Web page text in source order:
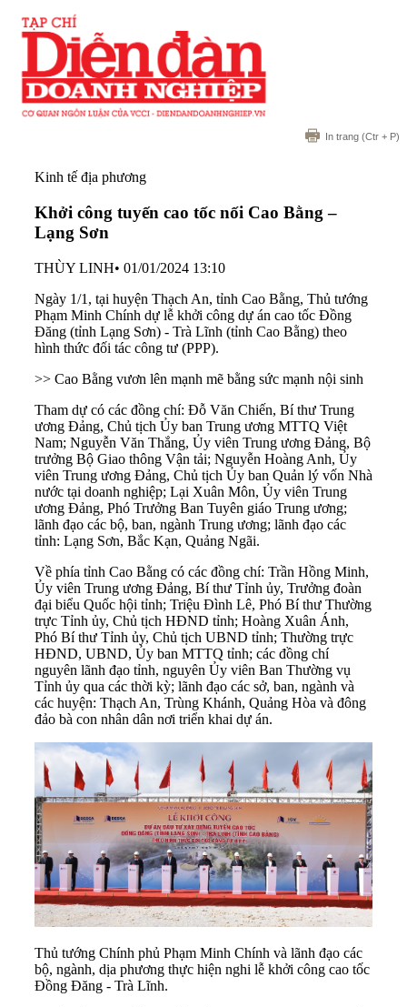
In trang (Ctr + P)
Kinh tế địa phương
Khởi công tuyến cao tốc nối Cao Bằng –
Lạng Sơn
THÙY LINH• 01/01/2024 13:10
Ngày 1/1, tại huyện Thạch An, tỉnh Cao Bằng, Thủ tướng
Phạm Minh Chính dự lễ khởi công dự án cao tốc Đồng
Đăng (tỉnh Lạng Sơn) - Trà Lĩnh (tỉnh Cao Bằng) theo
hình thức đối tác công tư (PPP).
>> Cao Bằng vươn lên mạnh mẽ bằng sức mạnh nội sinh
Tham dự có các đồng chí: Đỗ Văn Chiến, Bí thư Trung
ương Đảng, Chủ tịch Ủy ban Trung ương MTTQ Việt
Nam; Nguyễn Văn Thắng, Ủy viên Trung ương Đảng, Bộ
trưởng Bộ Giao thông Vận tải; Nguyễn Hoàng Anh, Ủy
viên Trung ương Đảng, Chủ tịch Ủy ban Quản lý vốn Nhà
nước tại doanh nghiệp; Lại Xuân Môn, Ủy viên Trung
ương Đảng, Phó Trưởng Ban Tuyên giáo Trung ương;
lãnh đạo các bộ, ban, ngành Trung ương; lãnh đạo các
tỉnh: Lạng Sơn, Bắc Kạn, Quảng Ngãi.
Về phía tỉnh Cao Bằng có các đồng chí: Trần Hồng Minh,
Ủy viên Trung ương Đảng, Bí thư Tỉnh ủy, Trưởng đoàn
đại biểu Quốc hội tỉnh; Triệu Đình Lê, Phó Bí thư Thường
trực Tỉnh ủy, Chủ tịch HĐND tỉnh; Hoàng Xuân Ánh,
Phó Bí thư Tỉnh ủy, Chủ tịch UBND tỉnh; Thường trực
HĐND, UBND, Ủy ban MTTQ tỉnh; các đồng chí
nguyên lãnh đạo tỉnh, nguyên Ủy viên Ban Thường vụ
Tỉnh ủy qua các thời kỳ; lãnh đạo các sở, ban, ngành và
các huyện: Thạch An, Trùng Khánh, Quảng Hòa và đông
đảo bà con nhân dân nơi triển khai dự án.
Thủ tướng Chính phủ Phạm Minh Chính và lãnh đạo các
bộ, ngành, dịa phương thực hiện nghi lễ khởi công cao tốc
Đồng Đăng - Trà Lĩnh.